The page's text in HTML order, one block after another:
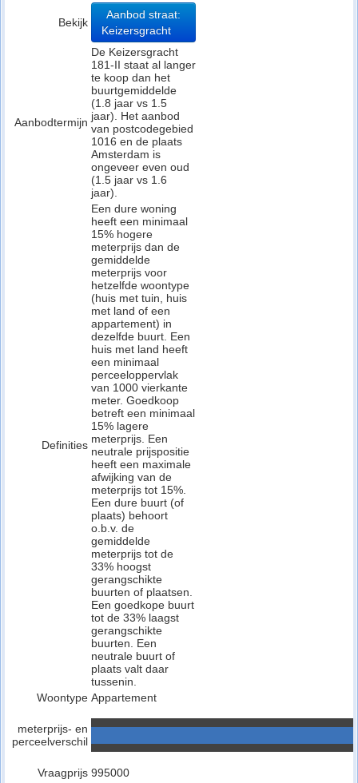
Bekijk
Aanbod straat:
Keizersgracht
Aanbodtermijn
De Keizersgracht
181-II staat al langer
te koop dan het
buurtgemiddelde
(1.8 jaar vs 1.5
jaar). Het aanbod
van postcodegebied
1016 en de plaats
Amsterdam is
ongeveer even oud
(1.5 jaar vs 1.6
jaar).
Definities
Een dure woning
heeft een minimaal
15% hogere
meterprijs dan de
gemiddelde
meterprijs voor
hetzelfde woontype
(huis met tuin, huis
met land of een
appartement) in
dezelfde buurt. Een
huis met land heeft
een minimaal
perceeloppervlak
van 1000 vierkante
meter. Goedkoop
betreft een minimaal
15% lagere
meterprijs. Een
neutrale prijspositie
heeft een maximale
afwijking van de
meterprijs tot 15%.
Een dure buurt (of
plaats) behoort
o.b.v. de
gemiddelde
meterprijs tot de
33% hoogst
gerangschikte
buurten of plaatsen.
Een goedkope buurt
tot de 33% laagst
gerangschikte
buurten. Een
neutrale buurt of
plaats valt daar
tussenin.
Woontype Appartement
meterprijs- en
perceelverschil
Vraagprijs 995000